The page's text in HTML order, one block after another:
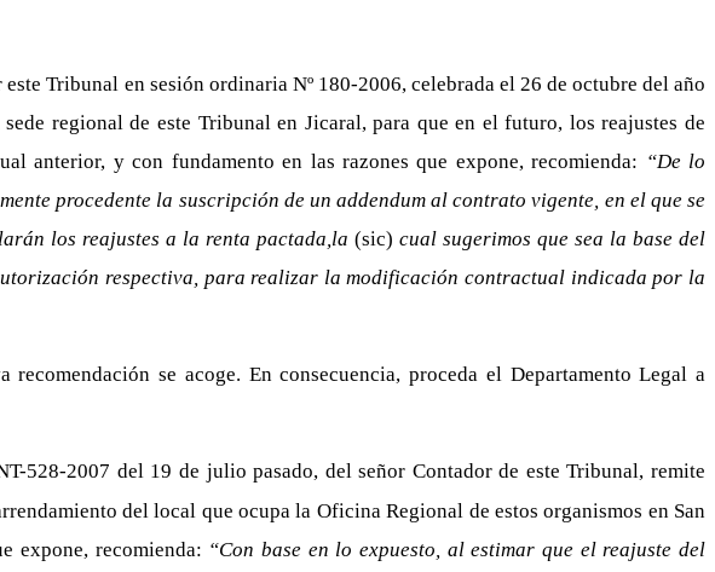
Tribunal en sesión ordinaria Nº 180-2006, celebrada el 26 de octubre del año
regional de este Tribunal en Jicaral, para que en el futuro, los reajustes de
anterior, y con fundamento en las razones que expone, recomienda: “De lo
procedente la suscripción de un addendum al contrato vigente, en el que se
los reajustes a la renta pactada,la (sic) cual sugerimos que sea la base del
respectiva, para realizar la modificación contractual indicada por la
se acoge. En consecuencia, proceda el Departamento Legal a
528-2007 del 19 de julio pasado, del señor Contador de este Tribunal, remite
del local que ocupa la Oficina Regional de estos organismos en San
expone, recomienda: “Con base en lo expuesto, al estimar que el reajuste del